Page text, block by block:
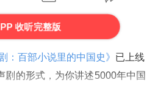
收听完整版
：百部小说里的中国史》 已上线
剧的形式，为你讲述5000年中国